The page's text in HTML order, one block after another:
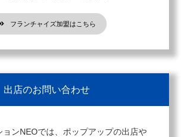
フランチャイズ加盟はこちら
出店のお問い合わせ
ョンNEOでは、ポップアップの出店や